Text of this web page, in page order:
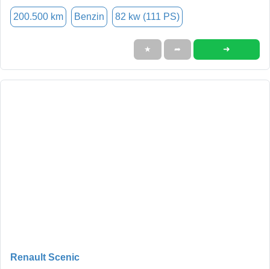
200.500 km Benzin 82 kw (111 PS)
★ ➦ ➜
Renault Scenic